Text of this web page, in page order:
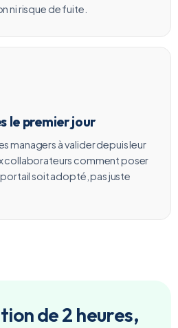
ni risque de fuite.
le premier jour
managers à valider depuis leur
collaborateurs comment poser
soit adopté, pas juste
de 2 heures,